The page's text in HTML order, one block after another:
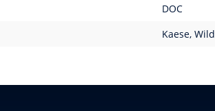
DOC
Kaese, Wild